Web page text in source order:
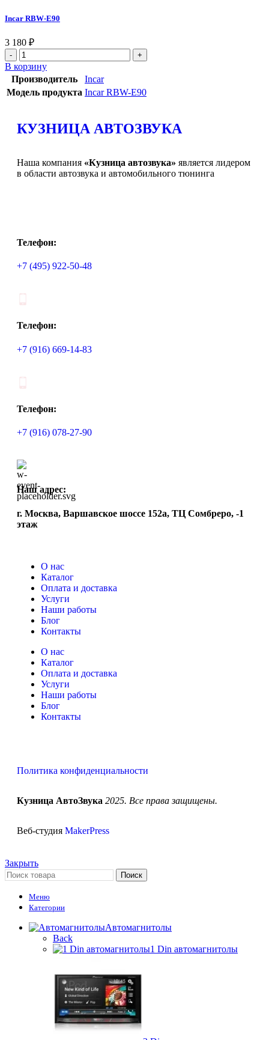
Incar RBW-Е90
3 180 ₽
В корзину
Производитель
Incar
Модель продукта Incar RBW-Е90
КУЗНИЦА АВТОЗВУКА
Наша компания «Кузница автозвука» является лидером
в области автозвука и автомобильного тюнинга
Телефон:
+7 (495) 922-50-48
Телефон:
+7 (916) 669-14-83
Телефон:
+7 (916) 078-27-90
Наш адрес:
г. Москва, Варшавское шоссе 152а, ТЦ Сомбреро, -1
этаж
О нас
Каталог
Оплата и доставка
Услуги
Наши работы
Блог
Контакты
О нас
Каталог
Оплата и доставка
Услуги
Наши работы
Блог
Контакты
Политика конфиденциальности
Кузница АвтоЗвука 2025. Все права защищены.
Веб-студия MakerPress
Закрыть
Поиск
Меню
Категории
Автомагнитолы
Back
1 Din автомагнитолы